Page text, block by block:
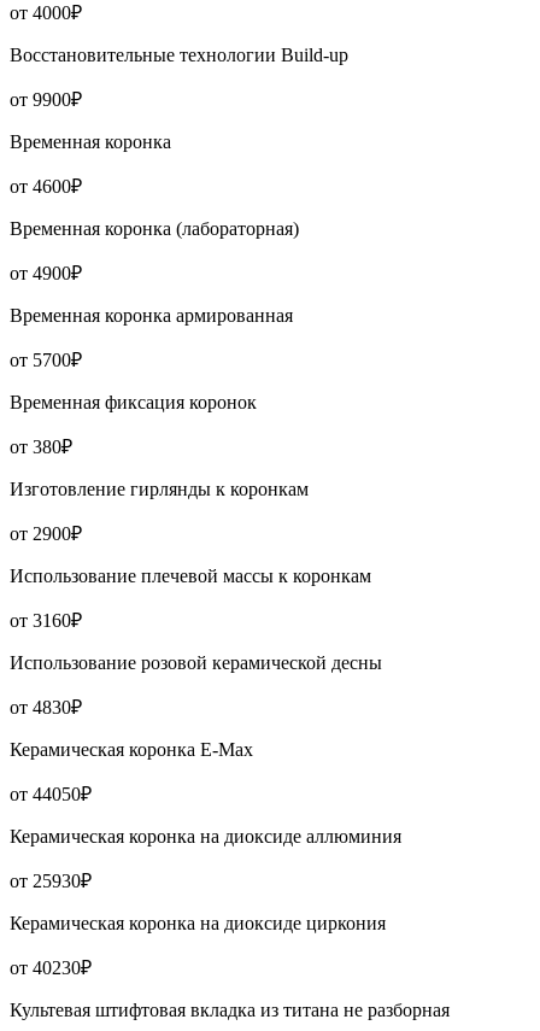
от 4000₽
Восстановительные технологии Build-up
от 9900₽
Временная коронка
от 4600₽
Временная коронка (лабораторная)
от 4900₽
Временная коронка армированная
от 5700₽
Временная фиксация коронок
от 380₽
Изготовление гирлянды к коронкам
от 2900₽
Использование плечевой массы к коронкам
от 3160₽
Использование розовой керамической десны
от 4830₽
Керамическая коронка Е-Мах
от 44050₽
Керамическая коронка на диоксиде аллюминия
от 25930₽
Керамическая коронка на диоксиде циркония
от 40230₽
Культевая штифтовая вкладка из титана не разборная